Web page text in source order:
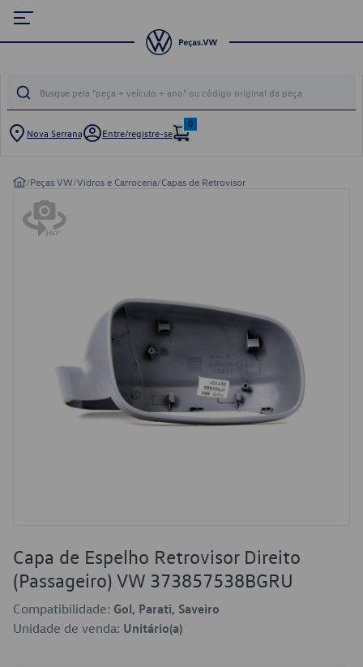
Nova Serrana Entre/registre-se
0
/Peças VW/Vidros e Carroceria/Capas de Retrovisor
Capa de Espelho Retrovisor Direito
(Passageiro) VW 373857538BGRU
Compatibilidade: Gol, Parati, Saveiro
Unidade de venda: Unitário(a)